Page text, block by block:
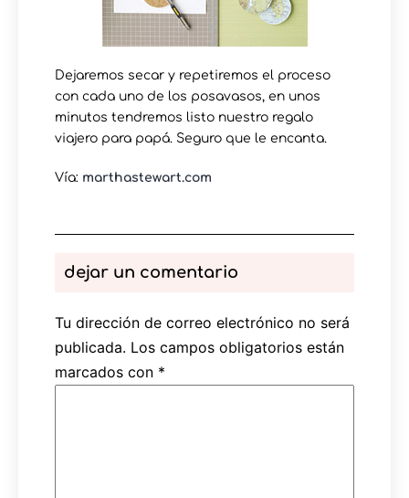
Dejaremos secar y repetiremos el proceso
con cada uno de los posavasos, en unos
minutos tendremos listo nuestro regalo
viajero para papá. Seguro que le encanta.
Vía: marthastewart.com
dejar un comentario
Tu dirección de correo electrónico no será
publicada. Los campos obligatorios están
marcados con *